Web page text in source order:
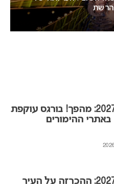
הרשת
אירוויזיון 2027: מהפך! בורגס עוקפת
ההימורים
אירוויזיון 2027: ההכרזה על העיר